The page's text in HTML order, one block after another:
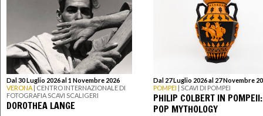
Dal 30 Luglio 2026 al 1 Novembre 2026
VERONA | CENTRO INTERNAZIONALE DI
FOTOGRAFIA SCAVI SCALIGERI
DOROTHEA LANGE
Dal 27 Luglio 2026 al 27 Novembre
POMPEI | SCAVI DI POMPEI
PHILIP COLBERT IN POMPEII:
POP MYTHOLOGY